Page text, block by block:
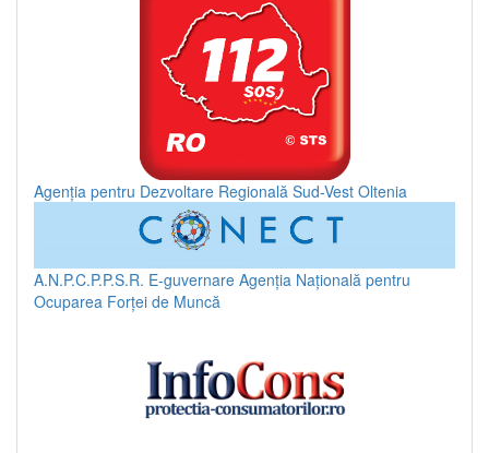
Agenția pentru Dezvoltare Regională Sud-Vest Oltenia
A.N.P.C.P.P.S.R. E-guvernare Agenția Națională pentru
Ocuparea Forței de Muncă